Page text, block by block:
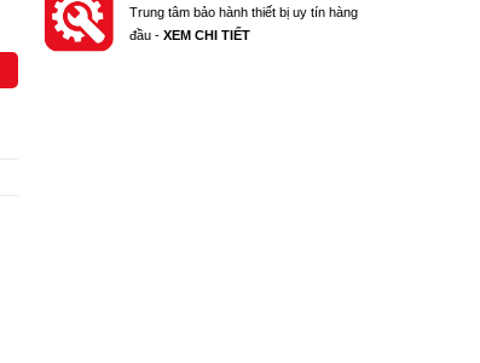
Trung tâm bảo hành thiết bị uy tín hàng
đầu - XEM CHI TIẾT